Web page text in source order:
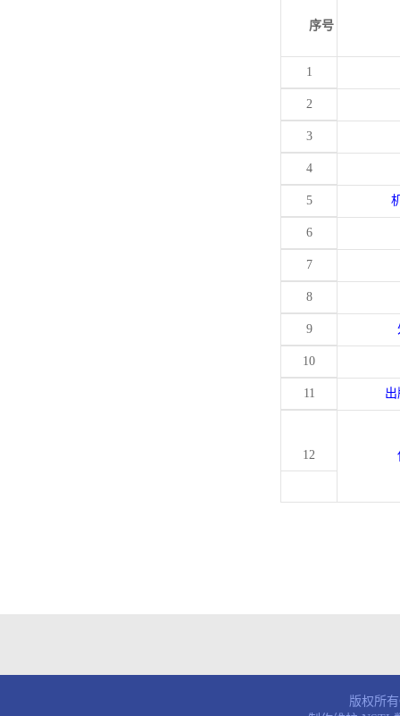
序号
1
2
3
4
5
6
7
8
9
10
11
12
版权所